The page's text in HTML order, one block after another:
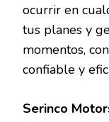
ocurrir en
tus planes y
momentos,
confiable y
Serinco